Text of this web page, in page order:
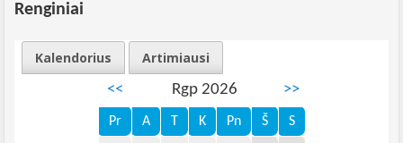
Renginiai
Kalendorius
Artimiausi
<<
Rgp 2026 >>
Pr A T K Pn Š S